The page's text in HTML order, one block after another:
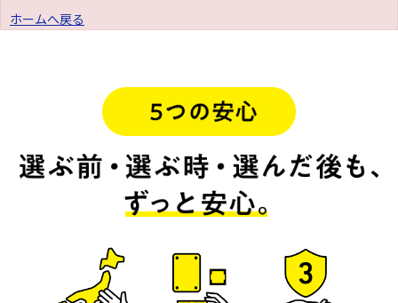
ノートPC
MousePro 学習向けパソコン
AIおすすめパソコン
アウトレットパソコン
おすすめ目玉パソコン
今イチオシのパソコンをピ
ホームへ戻る